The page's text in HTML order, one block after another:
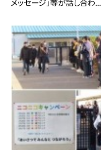
メッセージ」等が話し合わ...